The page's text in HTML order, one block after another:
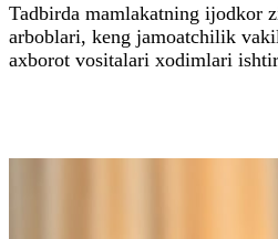
Tadbirda mamlakatning ijodkor
arboblari, keng jamoatchilik
axborot vositalari xodimlari